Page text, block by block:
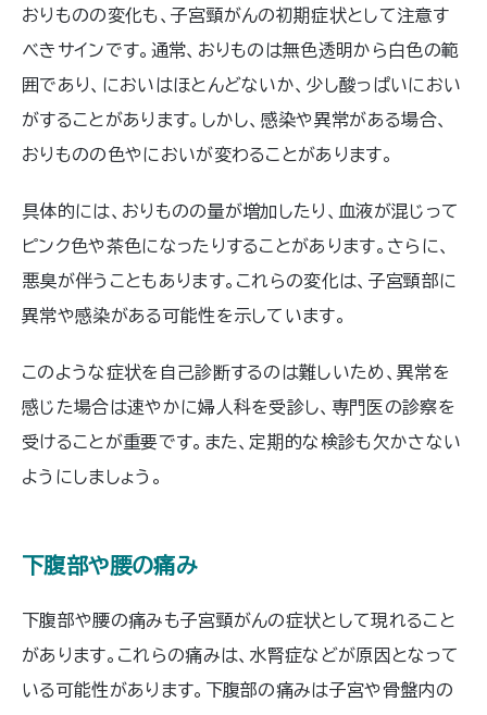
おりものの変化も、子宮頸がんの初期症状として注意す
べきサインです。通常、おりものは無色透明から白色の範
囲であり、においはほとんどないか、少し酸っぱいにおい
がすることがあります。しかし、感染や異常がある場合、
おりものの色やにおいが変わることがあります。
具体的には、おりものの量が増加したり、血液が混じって
ピンク色や茶色になったりすることがあります。さらに、
悪臭が伴うこともあります。これらの変化は、子宮頸部に
異常や感染がある可能性を示しています。
このような症状を自己診断するのは難しいため、異常を
感じた場合は速やかに婦人科を受診し、専門医の診察を
受けることが重要です。また、定期的な検診も欠かさない
ようにしましょう。
下腹部や腰の痛み
下腹部や腰の痛みも子宮頸がんの症状として現れること
があります。これらの痛みは、水腎症などが原因となって
いる可能性があります。下腹部の痛みは子宮や骨盤内の